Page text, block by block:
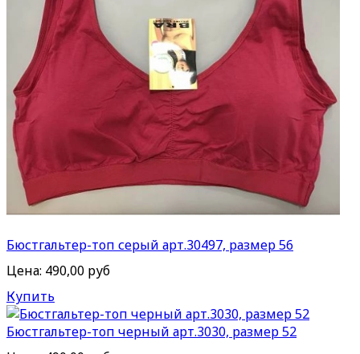
Бюстгальтер-топ серый арт.30497, размер 56
Цена: 490,00 руб
Купить
Бюстгальтер-топ черный арт.3030, размер 52